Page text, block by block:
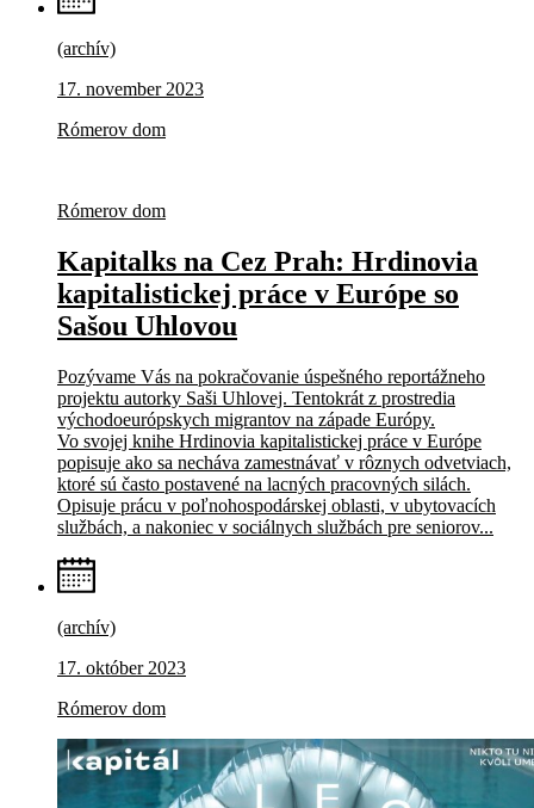
(archív)
17. november 2023
Rómerov dom
Rómerov dom
Kapitalks na Cez Prah: Hrdinovia
kapitalistickej práce v Európe so
Sašou Uhlovou
Pozývame Vás na pokračovanie úspešného reportážneho
projektu autorky Saši Uhlovej. Tentokrát z prostredia
východoeurópskych migrantov na západe Európy.
Vo svojej knihe Hrdinovia kapitalistickej práce v Európe
popisuje ako sa necháva zamestnávať v rôznych odvetviach,
ktoré sú často postavené na lacných pracovných silách.
Opisuje prácu v poľnohospodárskej oblasti, v ubytovacích
službách, a nakoniec v sociálnych službách pre seniorov...
(archív)
17. október 2023
Rómerov dom